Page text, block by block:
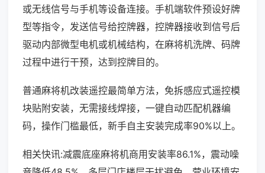
或无线信号与手机等设备连接。手机端软件预设好牌
型等指令，发送信号给控牌器，控牌器接收到信号后
驱动内部微型电机或机械结构，在麻将机洗牌、码牌
过程中进行干预，达到控牌目的。
普通麻将机改装遥控最简单方法，免拆感应式遥控模
块贴附安装，无需接线焊接，一键自动匹配机器编
码，操作门槛最低，新手自主安装完成率90%以上。
相关快讯:减震底座麻将机商用安装率86.1%，震动噪